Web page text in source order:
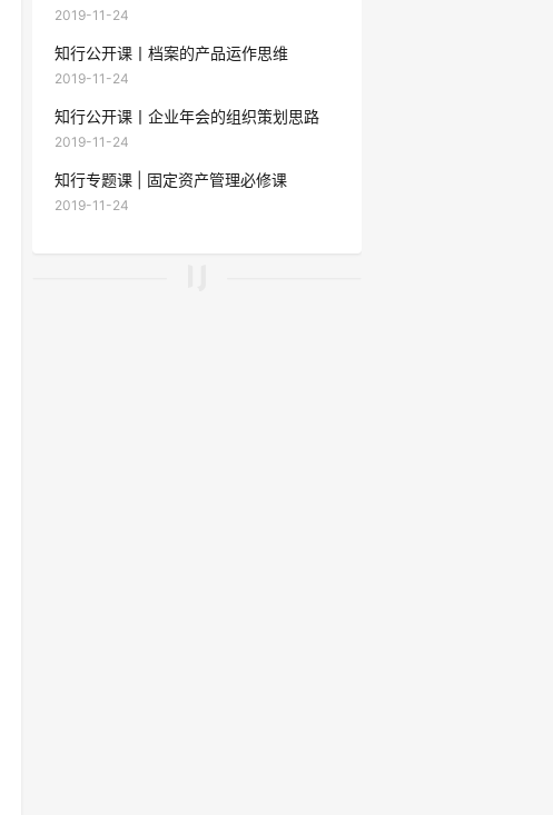
2019-11-24
知行公开课丨档案的产品运作思维
2019-11-24
知行公开课丨企业年会的组织策划思路
2019-11-24
知行专题课 | 固定资产管理必修课
2019-11-24